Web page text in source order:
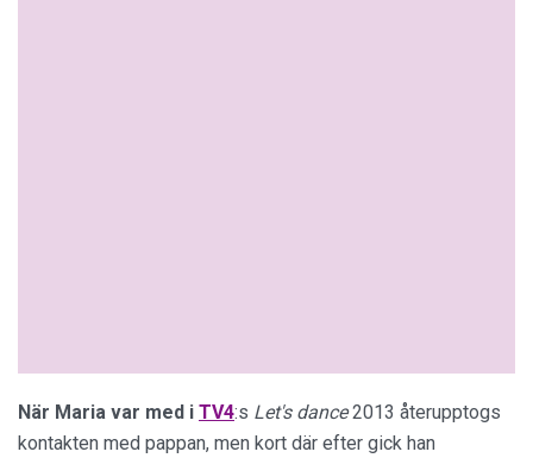
När Maria var med i TV4:s Let's dance2013 återupptogs
kontakten med pappan, men kort där efter gick han